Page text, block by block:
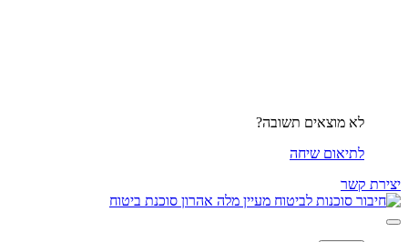
לא מוצאים תשובה?
לתיאום שיחה
יצירת קשר